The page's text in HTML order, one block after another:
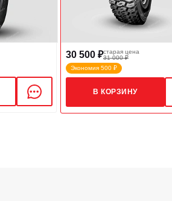
30 500 ₽старая цена
31 000 ₽
Экономия 500 ₽
В КОРЗИНУ